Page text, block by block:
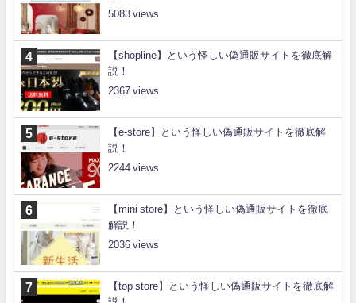
5083
【shopline】という怪しい偽通販サイトを徹底解
説！
2367
【e-store】という怪しい偽通販サイトを徹底解
説！
2244
【mini store】という怪しい偽通販サイトを徹底
解説！
2036
【top store】という怪しい偽通販サイトを徹底解